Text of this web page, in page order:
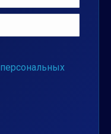
персональных